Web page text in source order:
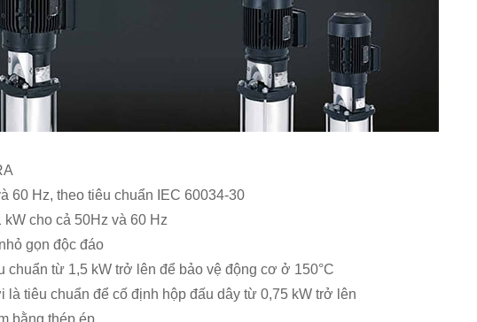
60 Hz, theo tiêu chuẩn IEC 60034-30
cho cả 50Hz và 60 Hz
gọn độc đáo
chuẩn từ 1,5 kW trở lên để bảo vệ động cơ ở 150°C
là tiêu chuẩn để cố định hộp đấu dây từ 0,75 kW trở lên
bằng thép ép